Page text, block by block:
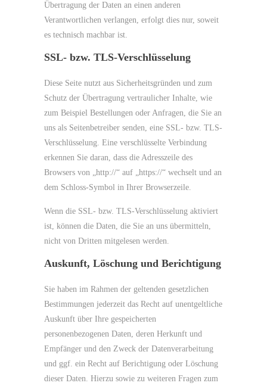
Übertragung der Daten an einen anderen
Verantwortlichen verlangen, erfolgt dies nur, soweit
es technisch machbar ist.
SSL- bzw. TLS-Verschlüsselung
Diese Seite nutzt aus Sicherheitsgründen und zum
Schutz der Übertragung vertraulicher Inhalte, wie
zum Beispiel Bestellungen oder Anfragen, die Sie an
uns als Seitenbetreiber senden, eine SSL- bzw. TLS-
Verschlüsselung. Eine verschlüsselte Verbindung
erkennen Sie daran, dass die Adresszeile des
Browsers von „http://“ auf „https://“ wechselt und an
dem Schloss-Symbol in Ihrer Browserzeile.
Wenn die SSL- bzw. TLS-Verschlüsselung aktiviert
ist, können die Daten, die Sie an uns übermitteln,
nicht von Dritten mitgelesen werden.
Auskunft, Löschung und Berichtigung
Sie haben im Rahmen der geltenden gesetzlichen
Bestimmungen jederzeit das Recht auf unentgeltliche
Auskunft über Ihre gespeicherten
personenbezogenen Daten, deren Herkunft und
Empfänger und den Zweck der Datenverarbeitung
und ggf. ein Recht auf Berichtigung oder Löschung
dieser Daten. Hierzu sowie zu weiteren Fragen zum